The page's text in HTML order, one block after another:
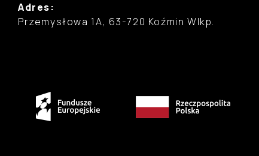
Adres:
Przemysłowa 1A, 63-720 Koźmin Wlkp.